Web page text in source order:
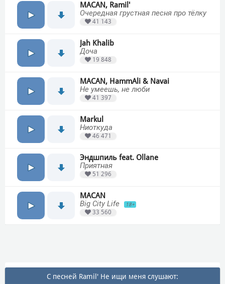
MACAN, Ramil'
Очередная грустная песня про тёлку
41 143
Jah Khalib
Доча
19 848
MACAN, HammAli & Navai
Не умеешь, не люби
41 397
Markul
Ниоткуда
46 471
Эндшпиль feat. Ollane
Приятная
51 296
MACAN
Big City Life
18+
33 560
С песней Ramil' Не ищи меня слушают: